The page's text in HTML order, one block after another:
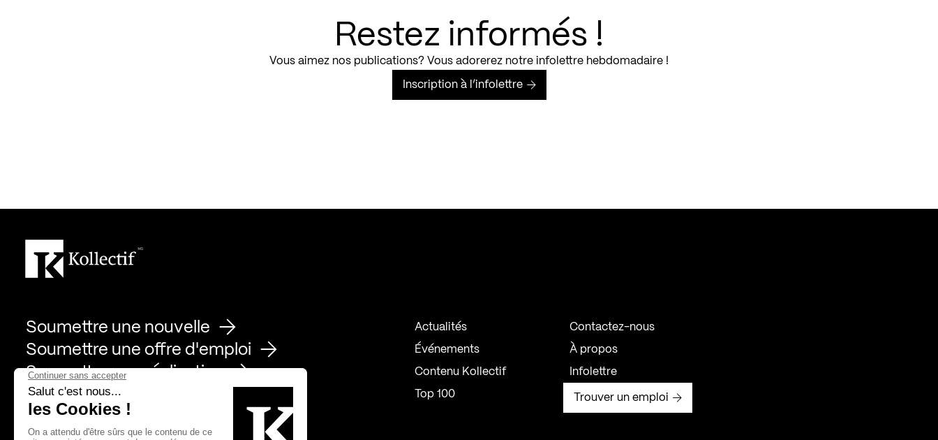
Restez informés !
Vous aimez nos publications? Vous adorerez notre infolettre hebdomadaire !
Inscription à l’infolettre
Soumettre une nouvelle
Soumettre une offre d'emploi
Soumettre une réalisation
Actualités
Événements
Contenu Kollectif
Top 100
Contactez-nous
À propos
Infolettre
Trouver un emploi